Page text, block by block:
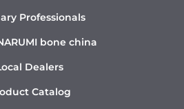
Professionals
bone china
Dealers
Catalog